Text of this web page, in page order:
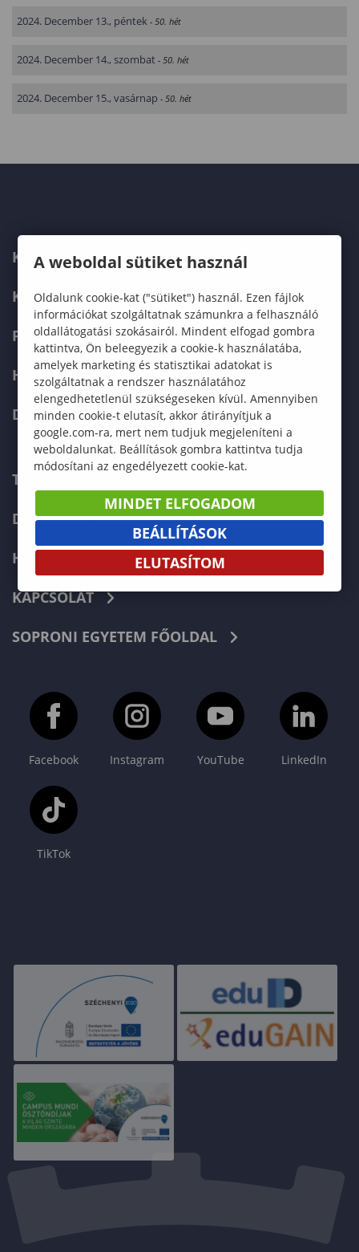
2024. December 13., péntek - 50. hét
2024. December 14., szombat - 50. hét
2024. December 15., vasárnap - 50. hét
KARUNK
KÉPZÉSEK
FELVÉTELIZŐKNEK
HALLGATÓKNAK
DOKTORI ISKOLA
TELEFONKÖNYV
DOKUMENTUMOK
HÍREK
KAPCSOLAT
SOPRONI EGYETEM FŐOLDAL
Facebook Instagram YouTube LinkedIn
TikTok
A weboldal sütiket használ
Oldalunk cookie-kat ("sütiket") használ. Ezen fájlok
információkat szolgáltatnak számunkra a felhasználó
oldallátogatási szokásairól. Mindent elfogad gombra
kattintva, Ön beleegyezik a cookie-k használatába,
amelyek marketing és statisztikai adatokat is
szolgáltatnak a rendszer használatához
elengedhetetlenül szükségeseken kívül. Amennyiben
minden cookie-t elutasít, akkor átirányítjuk a
google.com-ra, mert nem tudjuk megjeleníteni a
weboldalunkat. Beállítások gombra kattintva tudja
módosítani az engedélyezett cookie-kat.
MINDET ELFOGADOM
BEÁLLÍTÁSOK
ELUTASÍTOM